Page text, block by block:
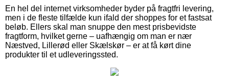
En hel del internet virksomheder byder på fragtfri levering,
men i de fleste tilfælde kun ifald der shoppes for et fastsat
beløb. Ellers skal man snuppe den mest prisbevidste
fragtform, hvilket gerne – uafhængig om man er nær
Næstved, Lillerød eller Skælskør – er at få kørt dine
produkter til et udleveringssted.